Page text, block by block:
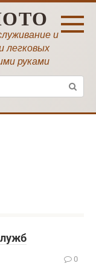
и
легковых
руками
0